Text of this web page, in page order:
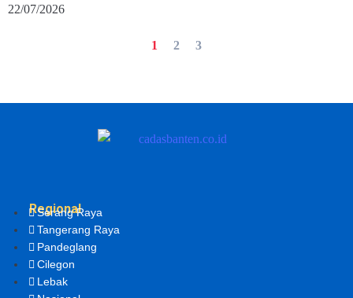
22/07/2026
1 2 3
Regional
Serang Raya
Tangerang Raya
Pandeglang
Cilegon
Lebak